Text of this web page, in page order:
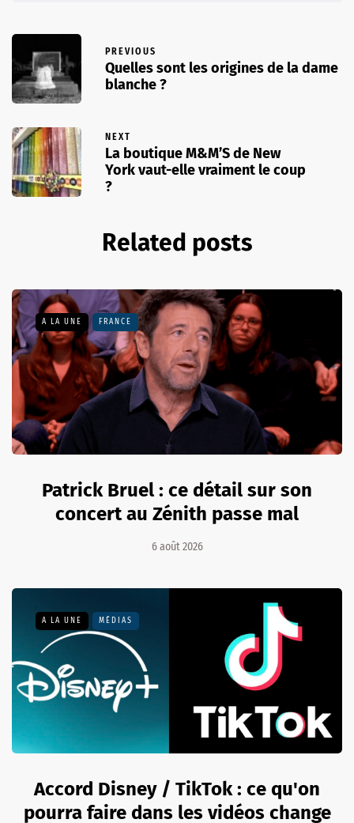
PREVIOUS
Quelles sont les origines de la dame
blanche ?
NEXT
La boutique M&M’S de New
York vaut-elle vraiment le coup
?
Related posts
A LA UNE FRANCE
Patrick Bruel : ce détail sur son
concert au Zénith passe mal
6 août 2026
A LA UNE MÉDIAS
Accord Disney / TikTok : ce qu'on
pourra faire dans les vidéos change